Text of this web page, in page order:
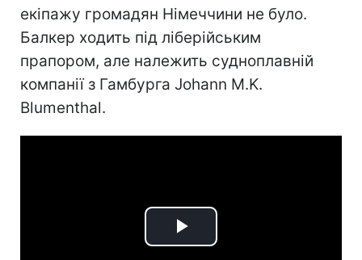
екіпажу громадян Німеччини не було.
Балкер ходить під ліберійським
прапором, але належить судноплавній
компанії з Гамбурга Johann M.K.
Blumenthal.
Play